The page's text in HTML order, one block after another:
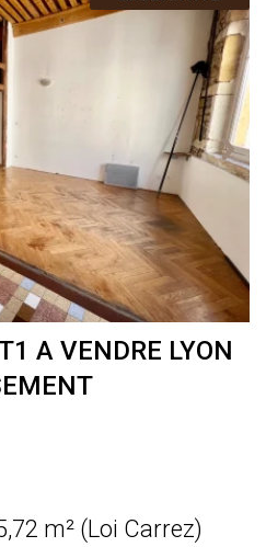
A VENDRE LYON
m² (Loi Carrez)